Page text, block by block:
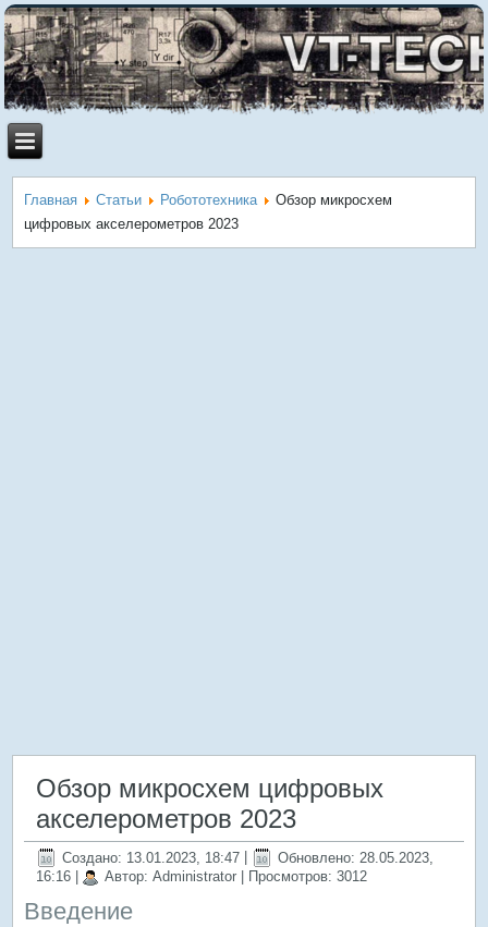
Главная Статьи Робототехника
Обзор микросхем
цифровых акселерометров 2023
Обзор микросхем цифровых
акселерометров 2023
Создано: 13.01.2023, 18:47
Обновлено: 28.05.2023,
16:16
Автор: Administrator | Просмотров: 3012
Введение